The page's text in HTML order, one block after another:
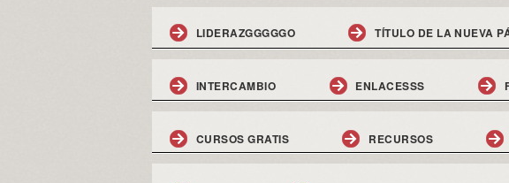
LIDERAZGGGGGO TÍTULO DE LA NUEVA
INTERCAMBIO ENLACESSS
CURSOS GRATIS RECURSOS